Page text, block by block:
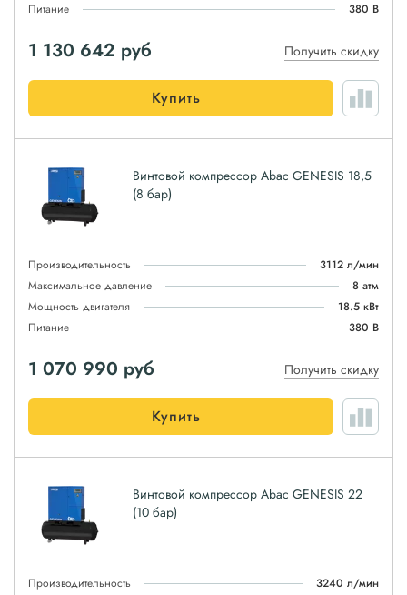
Питание
380 В
1 130 642 руб Получить скидку
Купить
Винтовой компрессор Abac GENESIS 18,5
(8 бар)
Производительность
3112 л/мин
Максимальное давление
8 атм
Мощность двигателя
18.5 кВт
Питание
380 В
1 070 990 руб Получить скидку
Купить
Винтовой компрессор Abac GENESIS 22
(10 бар)
Производительность
3240 л/мин